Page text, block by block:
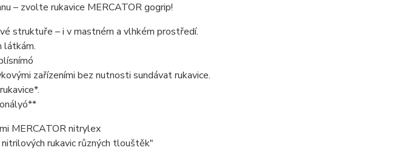
– zvolte rukavice MERCATOR gogrip!
struktuře – i v mastném a vlhkém prostředí.
látkám.
zařízeními bez nutnosti sundávat rukavice.
MERCATOR nitrylex
rukavic různých tlouštěk"